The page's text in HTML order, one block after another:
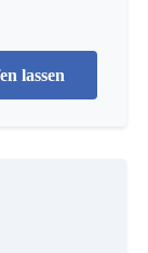
lassen